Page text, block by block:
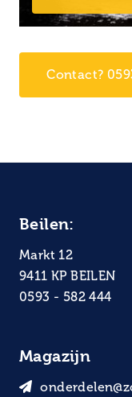
Contact?
Beilen:
Markt 12
9411 KP BEILEN
0593 - 582 444
Magazijn